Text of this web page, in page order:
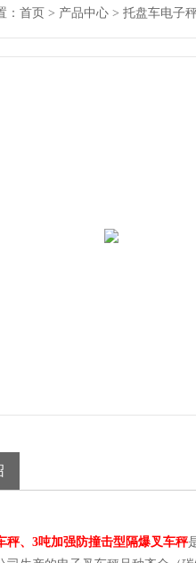
： 首页 > 产品中心 > 托盘车电子
秤、3吨加强防撞击型隔爆叉车秤